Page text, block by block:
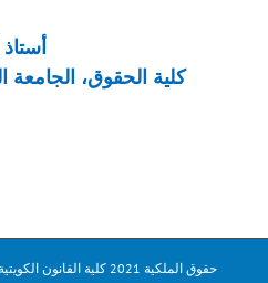
كلية الحقوق، الجامعة
حقوق الملكية 2021 كلية القانون الكويتية العالمية | جميع الحقوق محفوظة